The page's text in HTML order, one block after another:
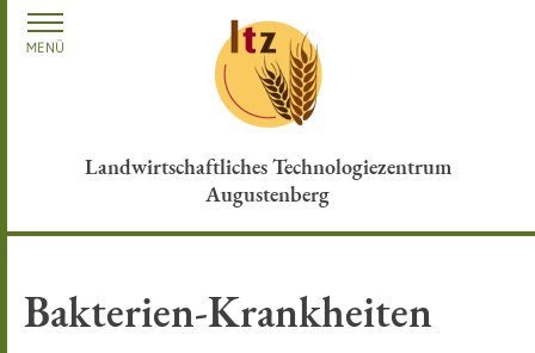
Landwirtschaftliches Technologiezentrum
Augustenberg
MENÜ
Bakterien-Krankheiten